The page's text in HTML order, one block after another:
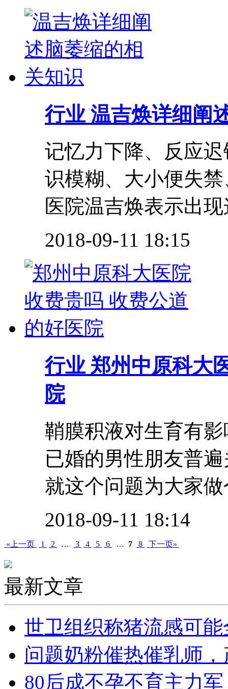
行业 温吉焕详细阐
记忆力下降、反应
识模糊、大小便失
医院温吉焕表示出
2018-09-11 18:15
行业 郑州中原科大
院
鞘膜积液对生育有
已婚的男性朋友普
就这个问题为大家
2018-09-11 18:14
«上一页 1 2 … 3 4 5 6 … 7 8 下一页»
最新文章
世卫组织称猪流感可
问题奶粉催热催乳师
80后成不孕不育主力